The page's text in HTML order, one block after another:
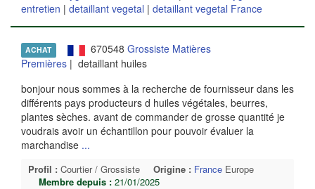
entretien | detaillant vegetal | detaillant vegetal France
ACHAT 670548 Grossiste Matières
Premières | detaillant huiles
bonjour nous sommes à la recherche de fournisseur dans les
différents pays producteurs d huiles végétales, beurres,
plantes sèches. avant de commander de grosse quantité je
voudrais avoir un échantillon pour pouvoir évaluer la
marchandise ...
Profil : Courtier / Grossiste Origine : France Europe
Membre depuis : 21/01/2025